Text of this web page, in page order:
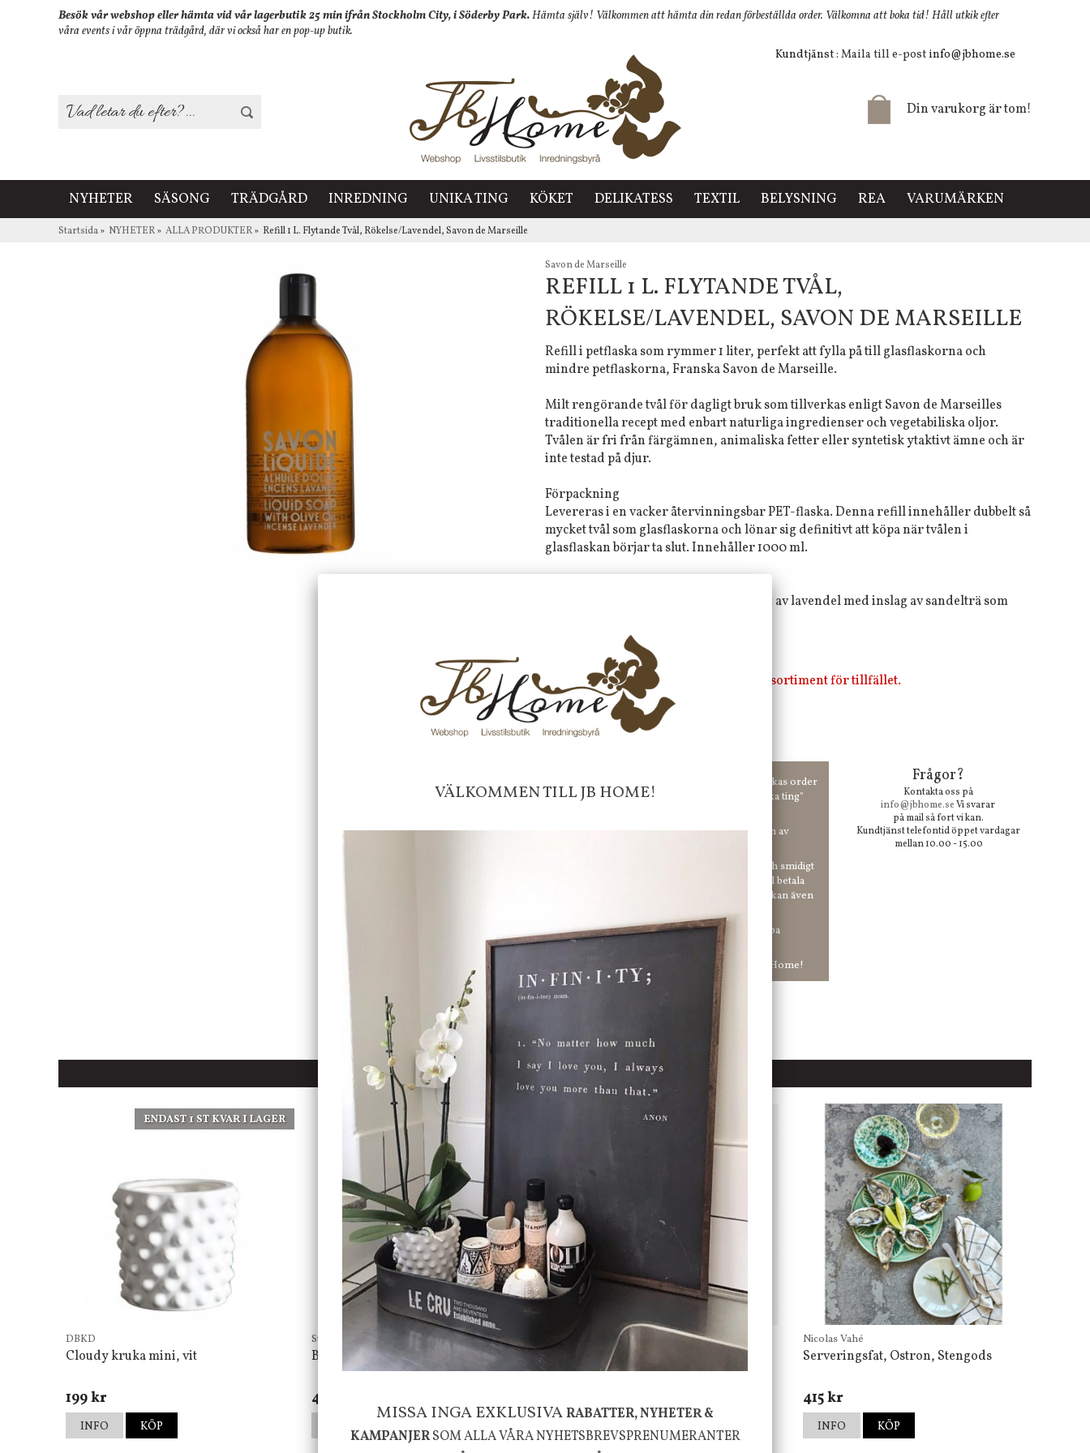
Besök vår webshop eller hämta vid vår lagerbutik 25 min ifrån Stockholm City, i Söderby Park.Hämta själv! Välkommen att hämta din redan förbeställda order. Välkomna att boka tid! Håll utkik efter
våra events i vår öppna trädgård, där vi också har en pop-up butik.
Kundtjänst: Maila till e-post info@jbhome.se
Din varukorg är tom!
NYHETER SÄSONG TRÄDGÅRD INREDNING UNIKA TING KÖKET DELIKATESS TEXTIL BELYSNING REA VARUMÄRKEN
Startsida» NYHETER» ALLA PRODUKTER» Refill 1 L. Flytande Tvål, Rökelse/Lavendel, Savon de Marseille
Savon de Marseille
REFILL 1 L. FLYTANDE TVÅL,
RÖKELSE/LAVENDEL, SAVON DE MARSEILLE
Refill i petflaska som rymmer 1 liter, perfekt att fylla på till glasflaskorna och
mindre petflaskorna, Franska Savon de Marseille.
Milt rengörande tvål för dagligt bruk som tillverkas enligt Savon de Marseilles
traditionella recept med enbart naturliga ingredienser och vegetabiliska oljor.
Tvålen är fri från färgämnen, animaliska fetter eller syntetisk ytaktivt ämne och är
inte testad på djur.
Förpackning
Levereras i en vacker återvinningsbar PET-flaska. Denna refill innehåller dubbelt så
mycket tvål som glasflaskorna och lönar sig definitivt att köpa när tvålen i
glasflaskan börjar ta slut. Innehåller 1000 ml.
Rökelse/lavendel är en spännande doft av lavendel med inslag av sandelträ som
Tyvärr ingår inte denna produkt i vårt sortiment för tillfället.
Till butikens startsida »
Frakt 99 kr, handlar du över 2000 kr skickas order
fraktfritt. 100 kr - 400 kr i frakt för våra "unika ting"
10 % rabatt på din första order vid anmälan av
Faktura 0 kr. Hos oss betalar du enkelt och smidigt
med KLARNA CHECKOUT. Välj själv hur du vill betala
mellan alla Klarnas betalningstjänster. Och du kan även
Nöjda kunder och strävar efter att ha snabba
leveranser!
-ligt Tack för att just Du tittar in hos Jb Home!
Frågor?
Kontakta oss på
info@jbhome.seVi svarar
på mail så fort vi kan.
Kundtjänst telefontid öppet vardagar
mellan 10.00 - 15.00
DU KANSKE OCKSÅ ÄR INTRESSERAD AV
ENDAST 1 ST KVAR I LAGER
DBKD
Cloudy kruka mini, vit
199 kr
INFO KÖP
Star Trading
Bordslampa Mushroom vit, Utomhus
499 kr
INFO KÖP
House Doctor
Skål, Hands marmor
INFO KÖP
Nicolas Vahé
Serveringsfat, Ostron, Stengods
415 kr
INFO KÖP
VÄLKOMMEN TILL JB HOME!
MISSA INGA EXKLUSIVARABATTER, NYHETER &
KAMPANJERSOM ALLA VÅRA NYHETSBREVSPRENUMERANTER